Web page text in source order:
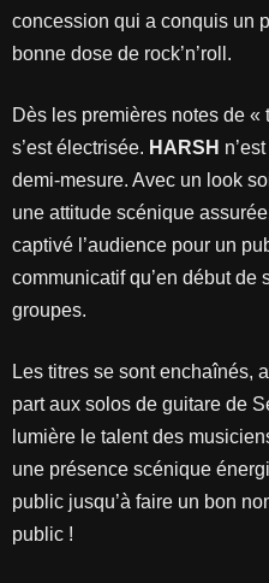
concession qui a conquis un
bonne dose de rock’n’roll.
Dès les premières notes de «
s’est électrisée. HARSH
demi-mesure. Avec un look
une attitude scénique
captivé l’audience pour un
communicatif qu’en début de
groupes.
Les titres se sont enchaînés,
part aux solos de guitare de
lumière le talent des
une présence scénique
public jusqu’à faire un bon
public !